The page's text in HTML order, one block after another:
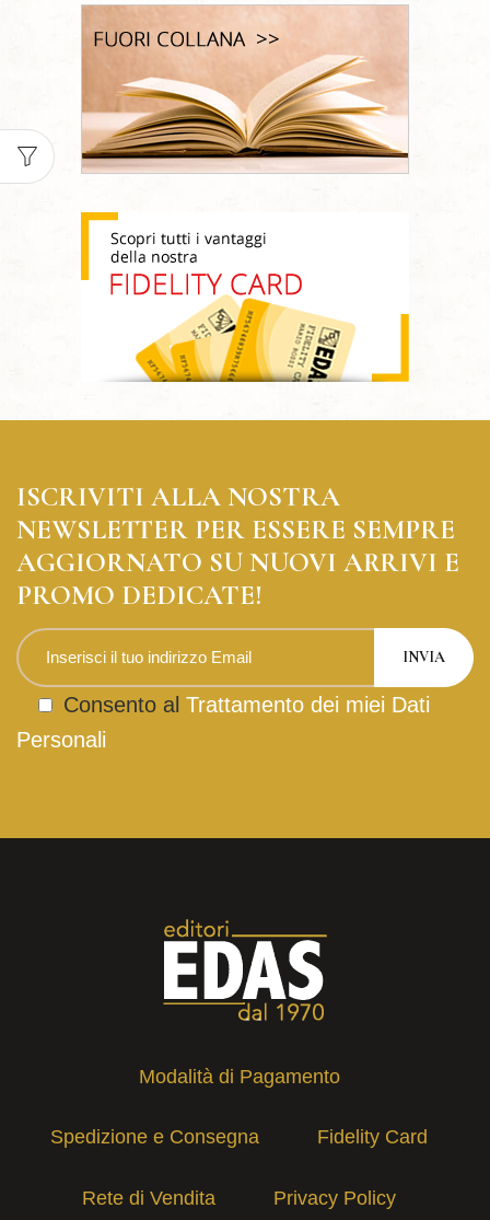
ISCRIVITI ALLA NOSTRA
NEWSLETTER PER ESSERE SEMPRE
AGGIORNATO SU NUOVI ARRIVI E
PROMO DEDICATE!
Consento al Trattamento dei miei Dati
Personali
Modalità di Pagamento
Spedizione e Consegna Fidelity Card
Rete di Vendita Privacy Policy